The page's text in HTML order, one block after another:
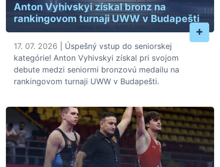
Anton Vyhivskyi získal bronz na
rankingovom turnaji UWW v Budapešti
+
17. 07. 2026 | Úspešný vstup do seniorskej
kategórie! Anton Vyhivskyi získal pri svojom
debute medzi seniormi bronzovú medailu na
rankingovom turnaji UWW v Budapešti.